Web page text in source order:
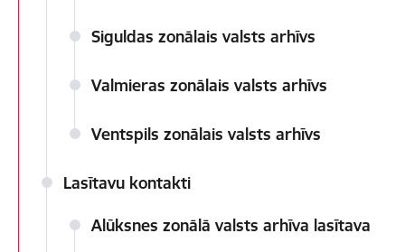
Siguldas zonālais valsts arhīvs
Valmieras zonālais valsts arhīvs
Ventspils zonālais valsts arhīvs
Lasītavu kontakti
Alūksnes zonālā valsts arhīva lasītava